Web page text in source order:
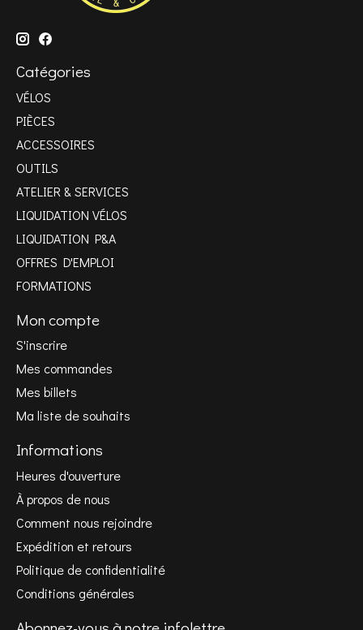
Catégories
VÉLOS
PIÈCES
ACCESSOIRES
OUTILS
ATELIER & SERVICES
LIQUIDATION VÉLOS
LIQUIDATION P&A
OFFRES D'EMPLOI
FORMATIONS
Mon compte
S'inscrire
Mes commandes
Mes billets
Ma liste de souhaits
Informations
Heures d'ouverture
À propos de nous
Comment nous rejoindre
Expédition et retours
Politique de confidentialité
Conditions générales